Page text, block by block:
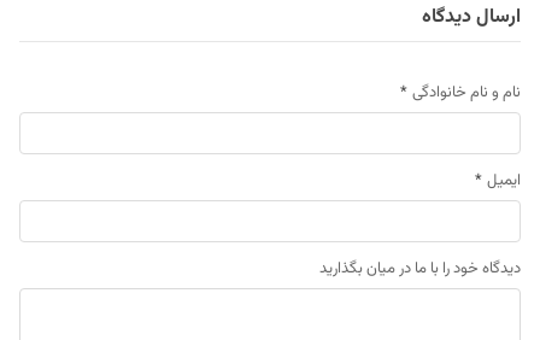
ارسال دیدگاه
نام و نام خانوادگی *
ایمیل *
دیدگاه خود را با ما در میان بگذارید